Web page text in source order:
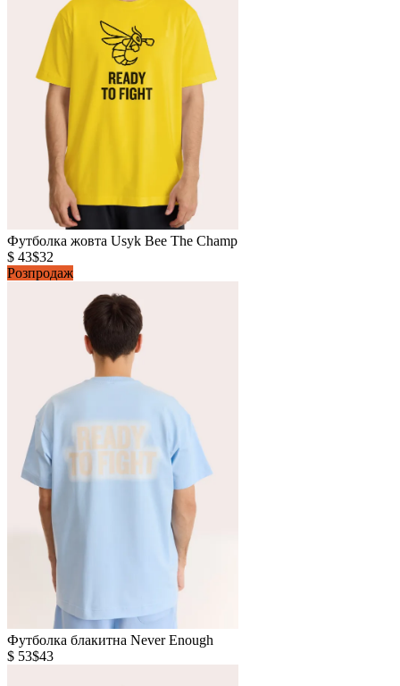
Футболка жовта Usyk Bee The Champ
$ 43$32
Розпродаж
Футболка блакитна Never Enough
$ 53$43